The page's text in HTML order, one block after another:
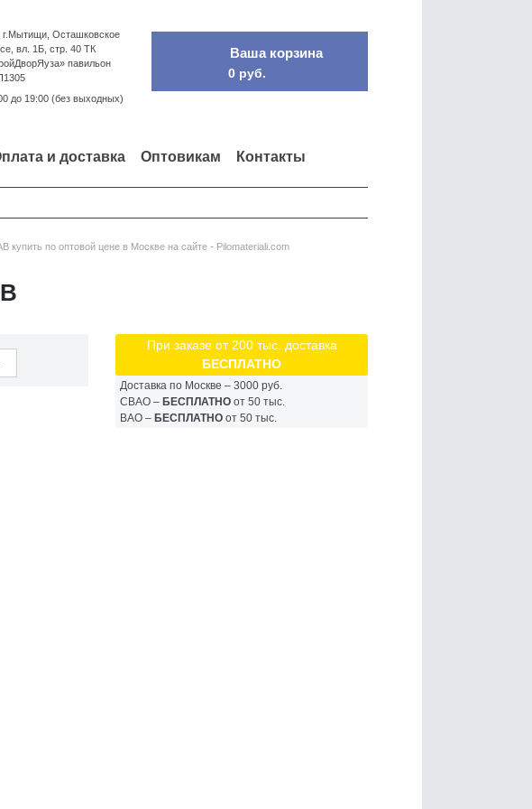
Осташковское
вл. 1Б, стр. 40 ТК
павильон
до 19:00 (без выходных)
Ваша корзина
0 руб.
и доставка Оптовикам Контакты
по оптовой цене в Москве на сайте - Pilomateriali.com
При заказе от 200 тыс. доставка
БЕСПЛАТНО
Доставка по Москве – 3000 руб.
СВАО – БЕСПЛАТНО от 50 тыс.
ВАО – БЕСПЛАТНО от 50 тыс.